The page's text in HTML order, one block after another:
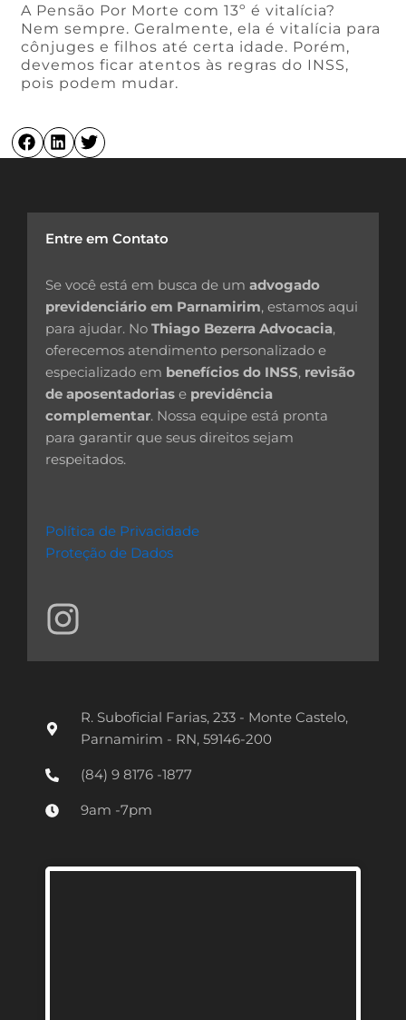
A Pensão Por Morte com 13º é vitalícia?
Nem sempre. Geralmente, ela é vitalícia para
cônjuges e filhos até certa idade. Porém,
devemos ficar atentos às regras do INSS,
pois podem mudar.
Entre em Contato
Se você está em busca de um advogado
previdenciário em Parnamirim, estamos aqui
para ajudar. No Thiago Bezerra Advocacia,
oferecemos atendimento personalizado e
especializado em benefícios do INSS, revisão
de aposentadorias e previdência
complementar. Nossa equipe está pronta
para garantir que seus direitos sejam
respeitados.
Política de Privacidade
Proteção de Dados
I
n
s
g
R. Suboficial Farias, 233 - Monte Castelo,
Parnamirim - RN, 59146-200
(84) 9 8176 -1877
9am -7pm